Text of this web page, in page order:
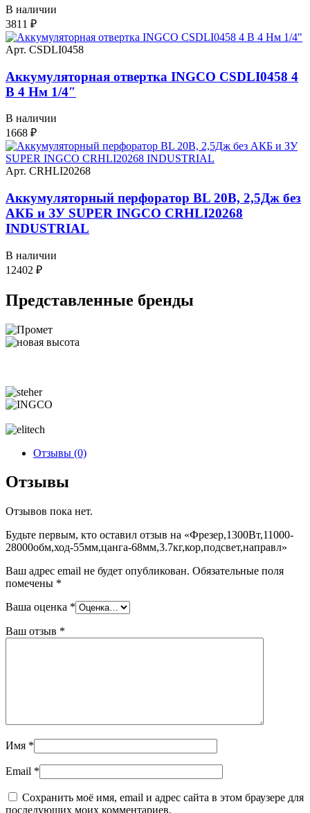
В наличии
3811 ₽
Арт. CSDLI0458
Аккумуляторная отвертка INGCO CSDLI0458 4
В 4 Нм 1/4″
В наличии
1668 ₽
Арт. CRHLI20268
Аккумуляторный перфоратор BL 20В, 2,5Дж без
АКБ и ЗУ SUPER INGCO CRHLI20268
INDUSTRIAL
В наличии
12402 ₽
Представленные бренды
Отзывы (0)
Отзывы
Отзывов пока нет.
Будьте первым, кто оставил отзыв на «Фрезер,1300Вт,11000-
28000обм,ход-55мм,цанга-68мм,3.7кг,кор,подсвет,направл»
Ваш адрес email не будет опубликован. Обязательные поля
помечены *
Ваша оценка *
Ваш отзыв *
Имя *
Email *
Сохранить моё имя, email и адрес сайта в этом браузере для
последующих моих комментариев.